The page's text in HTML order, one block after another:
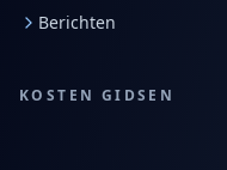
Berichten
KOSTEN GIDSEN